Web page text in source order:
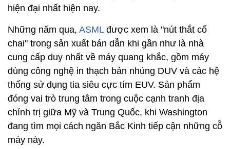
hiện đại nhất hiện nay.
Những năm qua, ASMLđược xem là "nút thắt cổ
chai" trong sản xuất bán dẫn khi gần như là nhà
cung cấp duy nhất về máy quang khắc, gồm máy
dùng công nghệ in thạch bản nhúng DUV và các hệ
thống sử dụng tia siêu cực tím EUV. Sản phẩm
đóng vai trò trung tâm trong cuộc cạnh tranh địa
chính trị giữa Mỹ và Trung Quốc, khi Washington
đang tìm mọi cách ngăn Bắc Kinh tiếp cận những cỗ
máy này.